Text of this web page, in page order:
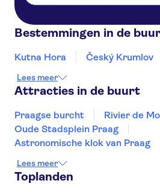
Bestemmingen in de
Kutna Hora Český Krumlov
Lees meer
Attracties in de buurt
Praagse burcht
Rivier de
Oude Stadsplein Praag
Astronomische klok van Praag
Concentratiekamp
Paleis Lobkowicz
Lees meer
Toplanden